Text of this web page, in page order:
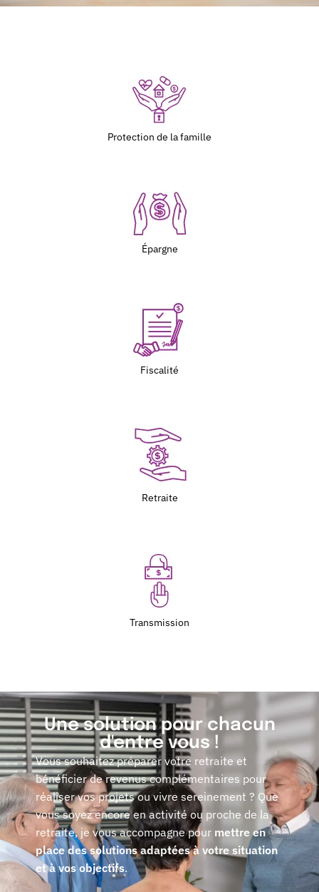
Protection de la famille
Épargne
Fiscalité
Retraite
Transmission
Une solution pour chacun
d'entre vous !
Vous souhaitez préparer votre retraite et
bénéficier de revenus complémentaires pour
réaliser vos projets ou vivre sereinement ? Que
vous soyez encore en activité ou proche de la
retraite, je vous accompagne pour mettre en
place des solutions adaptées à votre situation
et à vos objectifs.